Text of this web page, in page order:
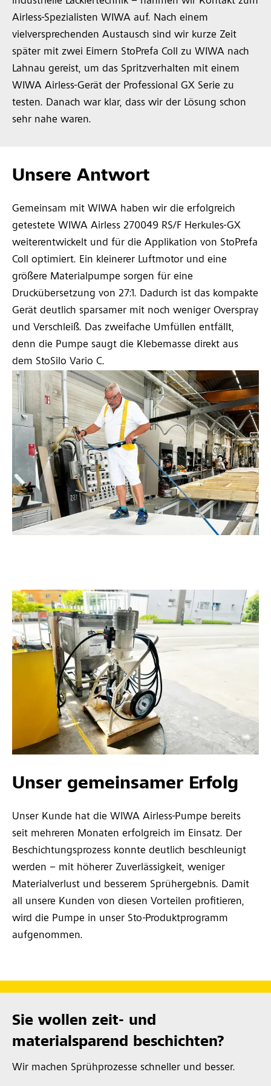
Airless-Spezialisten WIWA auf. Nach einem
vielversprechenden Austausch sind wir kurze Zeit
später mit zwei Eimern StoPrefa Coll zu WIWA nach
Lahnau gereist, um das Spritzverhalten mit einem
WIWA Airless-Gerät der Professional GX Serie zu
testen. Danach war klar, dass wir der Lösung schon
sehr nahe waren.
Unsere Antwort
Gemeinsam mit WIWA haben wir die erfolgreich
getestete WIWA Airless 270049 RS/F Herkules-GX
weiterentwickelt und für die Applikation von StoPrefa
Coll optimiert. Ein kleinerer Luftmotor und eine
größere Materialpumpe sorgen für eine
Druckübersetzung von 27:1. Dadurch ist das kompakte
Gerät deutlich sparsamer mit noch weniger Overspray
und Verschleiß. Das zweifache Umfüllen entfällt,
denn die Pumpe saugt die Klebemasse direkt aus
dem StoSilo Vario C.
Unser gemeinsamer Erfolg
Unser Kunde hat die WIWA Airless-Pumpe bereits
seit mehreren Monaten erfolgreich im Einsatz. Der
Beschichtungsprozess konnte deutlich beschleunigt
werden – mit höherer Zuverlässigkeit, weniger
Materialverlust und besserem Sprühergebnis. Damit
all unsere Kunden von diesen Vorteilen profitieren,
wird die Pumpe in unser Sto-Produktprogramm
aufgenommen.
Sie wollen zeit- und
materialsparend beschichten?
Wir machen Sprühprozesse schneller und besser.